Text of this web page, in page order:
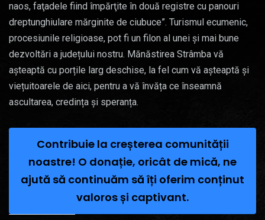
naos, faţadele fiind împărţite în două registre cu panouri
dreptunghiulare mărginite de ciubuce”. Turismul ecumenic,
procesiunile religioase, pot fi un filon al unei și mai bune
dezvoltări a județului nostru. Mănăstirea Strâmba vă
așteaptă cu porțile larg deschise, la fel cum vă așteaptă și
viețuitoarele de aici, pentru a vă învăța ce înseamnă
ascultarea, credința și speranța.
Contribuie la creșterea comunității
noastre! O donație, oricât de mică, ne
ajută să continuăm să îți oferim conținut
valoros și captivant.